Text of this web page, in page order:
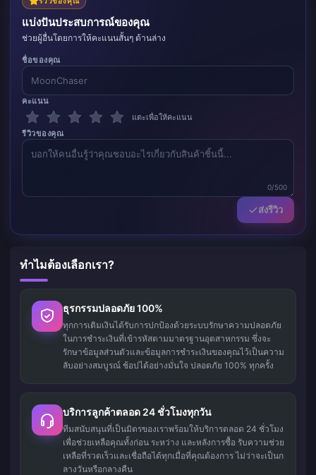
แบ่งปันประสบการณ์ของคุณ
ช่วยผู้อื่นโดยการให้คะแนนสั้นๆ ด้านล่าง
ชื่อของคุณ
คะแนน
แตะเพื่อให้คะแนน
รีวิวของคุณ
0/500
ส่งรีวิว
ทำไมต้องเลือกเรา?
ธุรกรรมปลอดภัย 100%
ทุกการเติมเงินได้รับการปกป้องด้วยระบบรักษาความปลอดภัย
ในการชำระเงินที่เข้ารหัสตามมาตรฐานอุตสาหกรรม ซึ่งจะ
รักษาข้อมูลส่วนตัวและข้อมูลการชำระเงินของคุณไว้เป็นความ
ลับอย่างสมบูรณ์ ช้อปได้อย่างมั่นใจ ปลอดภัย 100% ทุกครั้ง
บริการลูกค้าตลอด 24 ชั่วโมงทุกวัน
ทีมสนับสนุนที่เป็นมิตรของเราพร้อมให้บริการตลอด 24 ชั่วโมง
เพื่อช่วยเหลือคุณทั้งก่อน ระหว่าง และหลังการซื้อ รับความช่วย
เหลือที่รวดเร็วและเชื่อถือได้ทุกเมื่อที่คุณต้องการ ไม่ว่าจะเป็นก
ลางวันหรือกลางคืน